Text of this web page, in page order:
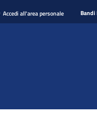
Accedi all'area personale Bandi